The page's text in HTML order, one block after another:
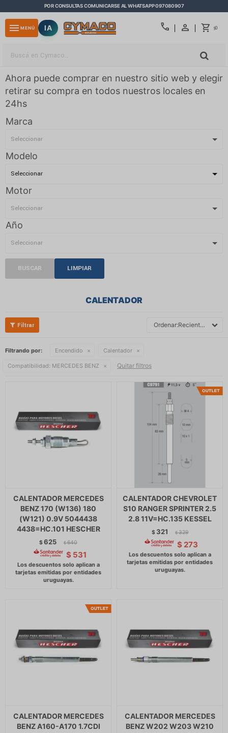
POR CONSULTAS COMUNICARSE AL WHATSAPP 097080907
call $0
menu MENÚ IA
Ahora puede comprar en nuestro sitio web y elegir
retirar su compra en todos nuestros locales en
24hs
Marca
Modelo
Motor
Año
BUSCAR LIMPIAR
CALENTADOR
Recientes
Filtrando por: Encendido Calentador
Compatibilidad: MERCEDES BENZ Quitar filtros
CALENTADOR MERCEDES
BENZ 170 (W136) 180
(W121) 0.9V 5044438
4438=HC.101 HESCHER
$625 $ 640
$ 531
CALENTADOR CHEVROLET
S10 RANGER SPRINTER 2.5
2.8 11V=HC.135 KESSEL
$ 321 $ 329
$ 273
CALENTADOR MERCEDES
BENZ A160-A170 1.7CDI
CALENTADOR MERCEDES
BENZ W202 W203 W210
close